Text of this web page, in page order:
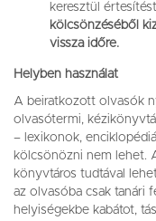
keresztül
kölcsönzéséből
vissza időre.
Helyben használat
A beiratkozott olvasók
olvasótermi,
– lexikonok,
kölcsönözni nem lehet.
könyvtáros tudtával
az olvasóba csak tanári
helyiségekbe kabátot,